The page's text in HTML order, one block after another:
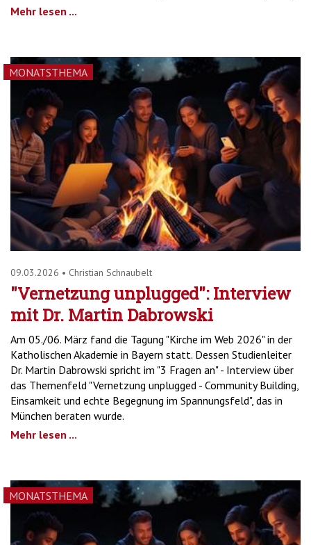
Mehr lesen ...
MONATSTHEMA
09.03.2026 • Christian Schnaubelt
"Vernetzung unplugged": Interview
mit Dr. Martin Dabrowski
Am 05./06. März fand die Tagung "Kirche im Web 2026" in der
Katholischen Akademie in Bayern statt. Dessen Studienleiter
Dr. Martin Dabrowski spricht im "3 Fragen an" - Interview über
das Themenfeld "Vernetzung unplugged - Community Building,
Einsamkeit und echte Begegnung im Spannungsfeld", das in
München beraten wurde.
Mehr lesen ...
MONATSTHEMA